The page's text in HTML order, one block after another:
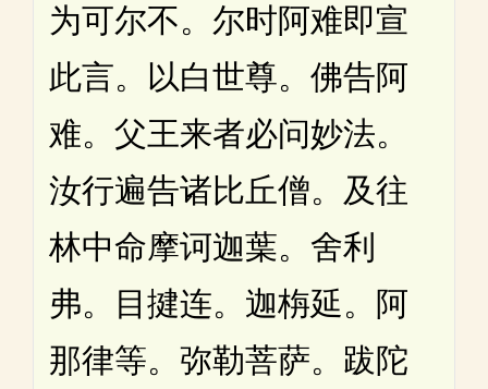
为可尔不。尔时阿难即宣
此言。以白世尊。佛告阿
难。父王来者必问妙法。
汝行遍告诸比丘僧。及往
林中命摩诃迦葉。舍利
弗。目揵连。迦栴延。阿
那律等。弥勒菩萨。跋陀